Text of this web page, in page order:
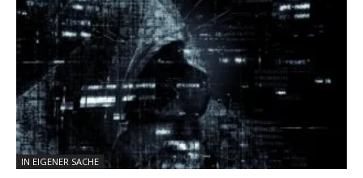
IN EIGENER SACHE